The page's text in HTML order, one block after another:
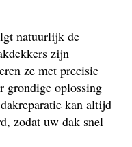
natuurlijk de
zijn
ze met precisie
grondige oplossing
kan altijd
zodat uw dak snel